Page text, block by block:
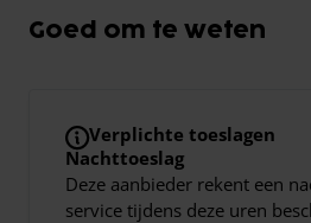
Goed om te weten
Verplichte toeslagen
Nachttoeslag
Deze aanbieder rekent een
service tijdens deze uren